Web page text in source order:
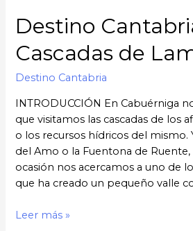
Destino
Cascadas de
Destino Cantabria
INTRODUCCIÓN En Cabuérniga
que visitamos las cascadas de los
o los recursos hídricos del mismo.
del Amo o la Fuentona de
ocasión nos acercamos a uno de
que ha creado un pequeño valle
Leer más »